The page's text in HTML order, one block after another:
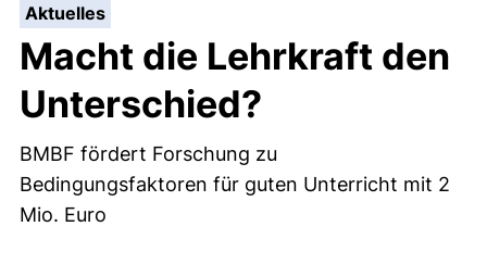
Aktuelles:
Macht die Lehrkraft den
Unterschied?
BMBF fördert Forschung zu
Bedingungsfaktoren für guten Unterricht mit 2
Mio. Euro